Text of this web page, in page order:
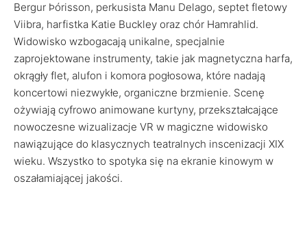
Bergur Þórisson, perkusista Manu Delago, septet fletowy
Viibra, harfistka Katie Buckley oraz chór Hamrahlid.
Widowisko wzbogacają unikalne, specjalnie
zaprojektowane instrumenty, takie jak magnetyczna harfa,
okrągły flet, alufon i komora pogłosowa, które nadają
koncertowi niezwykłe, organiczne brzmienie. Scenę
ożywiają cyfrowo animowane kurtyny, przekształcające
nowoczesne wizualizacje VR w magiczne widowisko
nawiązujące do klasycznych teatralnych inscenizacji XIX
wieku. Wszystko to spotyka się na ekranie kinowym w
oszałamiającej jakości.